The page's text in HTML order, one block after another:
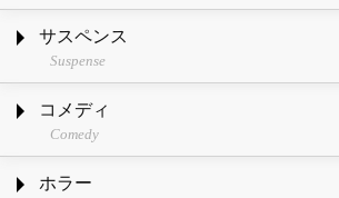
サスペンス
Suspense
コメディ
Comedy
ホラー